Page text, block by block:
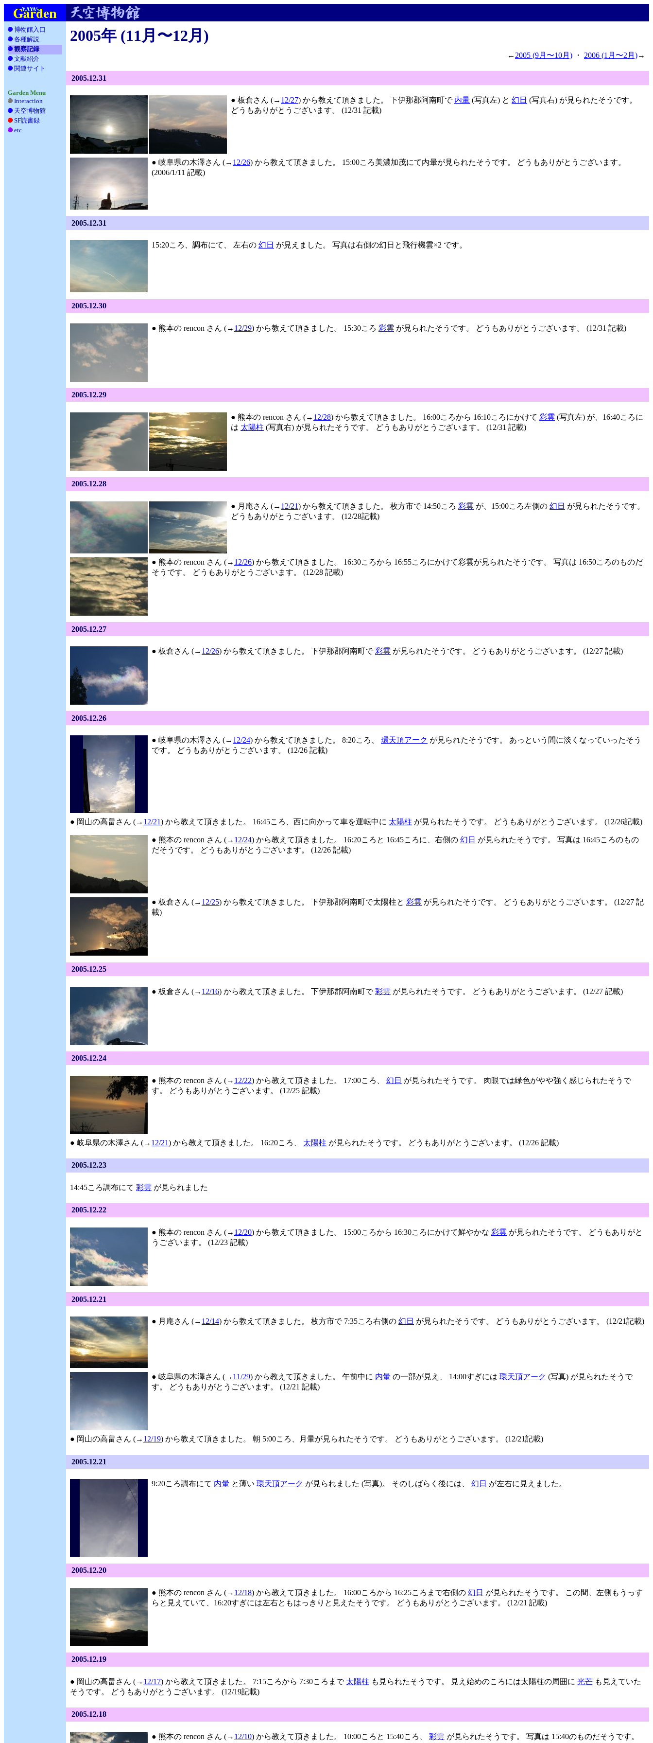
博物館入口
各種解説
観察記録
文献紹介
関連サイト
Garden Menu
Interaction
天空博物館
SF読書録
etc.
2005年 (11月〜12月)
← 2005 (9月〜10月) ・ 2006 (1月〜2月)→
2005.12.31
● 板倉さん (→ 12/27) から教えて頂きました。 下伊那郡阿南町で 内暈 (写真左) と 幻日 (写真右) が見られたそうです。
どうもありがとうございます。 (12/31 記載)
● 岐阜県の木澤さん (→ 12/26) から教えて頂きました。 15:00ころ美濃加茂にて内暈が見られたそうです。 どうもありがとうございます。
(2006/1/11 記載)
2005.12.31
15:20ころ、調布にて、 左右の 幻日 が見えました。 写真は右側の幻日と飛行機雲×2 です。
2005.12.30
● 熊本の rencon さん (→ 12/29) から教えて頂きました。 15:30ころ 彩雲 が見られたそうです。 どうもありがとうございます。 (12/31 記載)
2005.12.29
● 熊本の rencon さん (→ 12/28) から教えて頂きました。 16:00ころから 16:10ころにかけて 彩雲 (写真左) が、16:40ころに
は 太陽柱 (写真右) が見られたそうです。 どうもありがとうございます。 (12/31 記載)
2005.12.28
● 月庵さん (→ 12/21) から教えて頂きました。 枚方市で 14:50ころ 彩雲 が、15:00ころ左側の 幻日 が見られたそうです。
どうもありがとうございます。 (12/28記載)
● 熊本の rencon さん (→ 12/26) から教えて頂きました。 16:30ころから 16:55ころにかけて彩雲が見られたそうです。 写真は 16:50ころのものだ
そうです。 どうもありがとうございます。 (12/28 記載)
2005.12.27
● 板倉さん (→ 12/26) から教えて頂きました。 下伊那郡阿南町で彩雲 が見られたそうです。 どうもありがとうございます。 (12/27 記載)
2005.12.26
● 岐阜県の木澤さん (→ 12/24) から教えて頂きました。 8:20ころ、 環天頂アーク が見られたそうです。 あっという間に淡くなっていったそう
です。 どうもありがとうございます。 (12/26 記載)
● 岡山の高畠さん (→ 12/21) から教えて頂きました。 16:45ころ、西に向かって車を運転中に 太陽柱 が見られたそうです。 どうもありがとうございます。 (12/26記載)
● 熊本の rencon さん (→ 12/24) から教えて頂きました。 16:20ころと 16:45ころに、右側の 幻日 が見られたそうです。 写真は 16:45ころのもの
だそうです。 どうもありがとうございます。 (12/26 記載)
● 板倉さん (→ 12/25) から教えて頂きました。 下伊那郡阿南町で太陽柱と 彩雲 が見られたそうです。 どうもありがとうございます。 (12/27 記
載)
2005.12.25
● 板倉さん (→ 12/16) から教えて頂きました。 下伊那郡阿南町で彩雲 が見られたそうです。 どうもありがとうございます。 (12/27 記載)
2005.12.24
● 熊本の rencon さん (→ 12/22) から教えて頂きました。 17:00ころ、 幻日 が見られたそうです。 肉眼では緑色がやや強く感じられたそうで
す。 どうもありがとうございます。 (12/25 記載)
● 岐阜県の木澤さん (→ 12/21) から教えて頂きました。 16:20ころ、 太陽柱 が見られたそうです。 どうもありがとうございます。 (12/26 記載)
2005.12.23
14:45ころ調布にて 彩雲 が見られました
2005.12.22
● 熊本の rencon さん (→ 12/20) から教えて頂きました。 15:00ころから 16:30ころにかけて鮮やかな 彩雲 が見られたそうです。 どうもありがと
うございます。 (12/23 記載)
2005.12.21
● 月庵さん (→ 12/14) から教えて頂きました。 枚方市で 7:35ころ右側の 幻日 が見られたそうです。 どうもありがとうございます。 (12/21記載)
● 岐阜県の木澤さん (→ 11/29) から教えて頂きました。 午前中に 内暈 の一部が見え、 14:00すぎには 環天頂アーク (写真) が見られたそうで
す。 どうもありがとうございます。 (12/21 記載)
● 岡山の高畠さん (→ 12/19) から教えて頂きました。 朝 5:00ころ、月暈が見られたそうです。 どうもありがとうございます。 (12/21記載)
2005.12.21
9:20ころ調布にて 内暈 と薄い 環天頂アーク が見られました (写真)。 そのしばらく後には、 幻日 が左右に見えました。
2005.12.20
● 熊本の rencon さん (→ 12/18) から教えて頂きました。 16:00ころから 16:25ころまで右側の 幻日 が見られたそうです。 この間、左側もうっす
らと見えていて、16:20すぎには左右ともはっきりと見えたそうです。 どうもありがとうございます。 (12/21 記載)
2005.12.19
● 岡山の高畠さん (→ 12/17) から教えて頂きました。 7:15ころから 7:30ころまで 太陽柱 も見られたそうです。 見え始めのころには太陽柱の周囲に 光芒 も見えていた
そうです。 どうもありがとうございます。 (12/19記載)
2005.12.18
● 熊本の rencon さん (→ 12/10) から教えて頂きました。 10:00ころと 15:40ころ、 彩雲 が見られたそうです。 写真は 15:40のものだそうです。